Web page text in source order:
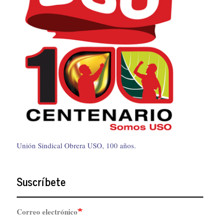
Unión Sindical Obrera USO, 100 años.
Suscríbete
Correo electrónico